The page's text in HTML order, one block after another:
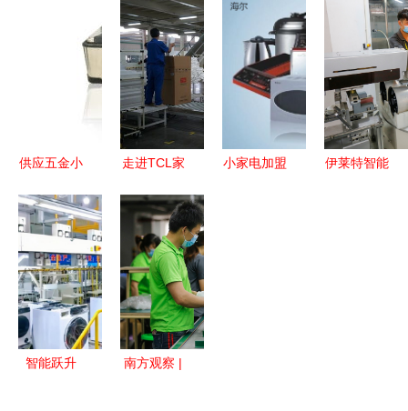
云再度惊艳
清洁更省心
2025年家
用空调选购
指南及品牌
推荐
买指南 渠
道、厂家与
价格全解析
供应五金小
百利丰不锈
钢制品助力
家用电器制
造高质量发
走进TCL家
自动化生产
铸品质
小家电加盟
伊莱特智能
智能跃升
南方观察 |